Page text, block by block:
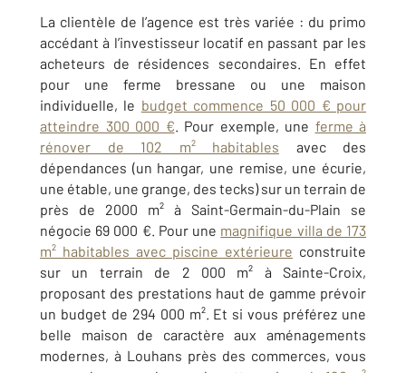
La clientèle de l’agence est très variée : du primo
accédant à l’investisseur locatif en passant par les
acheteurs de résidences secondaires. En effet
pour une ferme bressane ou une maison
individuelle, le budget commence 50 000 € pour
atteindre 300 000 €. Pour exemple, une ferme à
rénover de 102 m² habitables avec des
dépendances (un hangar, une remise, une écurie,
une étable, une grange, des tecks) sur un terrain de
près de 2000 m² à Saint-Germain-du-Plain se
négocie 69 000 €. Pour une magnifique villa de 173
m² habitables avec piscine extérieure construite
sur un terrain de 2 000 m² à Sainte-Croix,
proposant des prestations haut de gamme prévoir
un budget de 294 000 m². Et si vous préférez une
belle maison de caractère aux aménagements
modernes, à Louhans près des commerces, vous